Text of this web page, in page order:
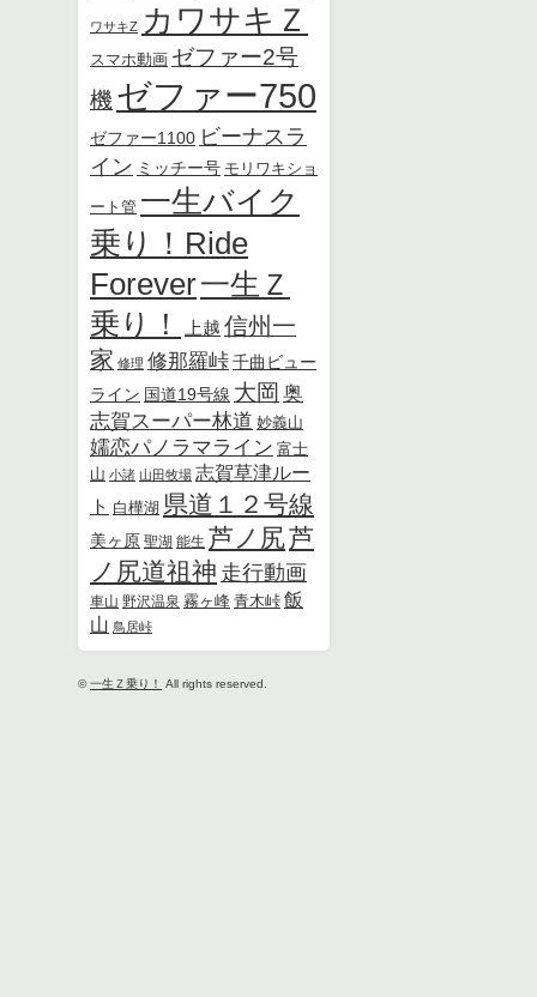
ワサキZ カワサキＺ
スマホ動画 ゼファー2号
機 ゼファー750
ゼファー1100 ビーナスラ
イン ミッチー号 モリワキショ
ート管 一生バイク
乗り！Ride
Forever一生Ｚ
乗り！
上越 信州一
家 修理 修那羅峠 千曲ビュー
ライン 国道19号線 大岡 奥
志賀スーパー林道 妙義山
嬬恋パノラマライン 富士
山 小諸 山田牧場 志賀草津ルー
ト 白樺湖 県道１２号線
美ヶ原 聖湖 能生 芦ノ尻芦
ノ尻道祖神 走行動画
車山 野沢温泉 霧ヶ峰 青木峠 飯
山 鳥居峠
©一生Ｚ乗り！ All rights reserved.